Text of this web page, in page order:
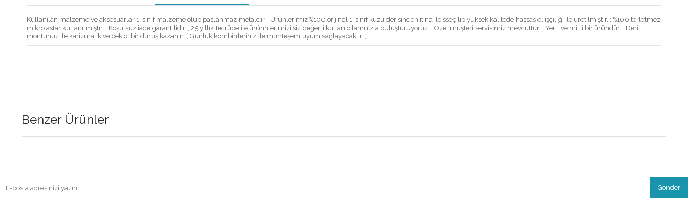
Kullanılan malzeme ve aksesuarlar 1. sınıf malzeme olup paslanmaz metaldir. ; Ürünlerimiz %100 orijinal 1. sınıf kuzu derisinden itina ile sseçilip yüksek kalitede hassas el işçiliği ile üretilmiştir. ; %100 terletmez
mikro astar kullanılmıştır. ; Koşulsuz iade garantilidir. ; 25 yıllık tecrübe ile ürünnlerimizi siz değerli kullanıcılarımızla buluşturuyoruz. ; Özel müşteri servisimiz mevcuttur. ; Yerli ve milli bir üründür. ; Deri
montunuz ile karizmatik ve çekici bir duruş kazanın. ; Günlük kombinleriniz ile muhteşem uyum sağlayacaktır. ;
Benzer Ürünler
Gönder